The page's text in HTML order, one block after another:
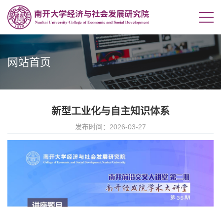
网站首页
新型工业化与自主知识体系
发布时间：2026-03-27